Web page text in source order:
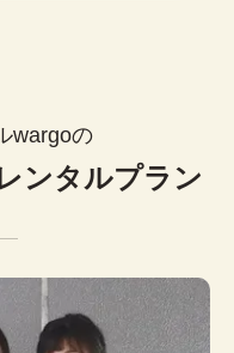
wargoの
ンタルプラン